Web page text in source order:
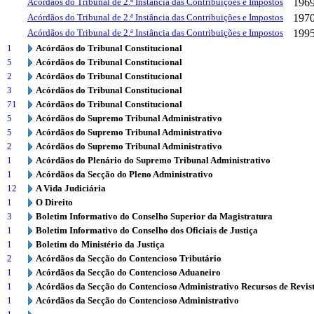
Acórdãos do Tribunal de 2.ª Instância das Contribuições e Impostos
Acórdãos do Tribunal de 2.ª Instância das Contribuições e Impostos
1
Acórdãos do Tribunal Constitucional
5
Acórdãos do Tribunal Constitucional
2
Acórdãos do Tribunal Constitucional
3
Acórdãos do Tribunal Constitucional
71
Acórdãos do Tribunal Constitucional
5
Acórdãos do Supremo Tribunal Administrativo
5
Acórdãos do Supremo Tribunal Administrativo
2
Acórdãos do Supremo Tribunal Administrativo
1
Acórdãos do Plenário do Supremo Tribunal Administrativo
1
Acórdãos da Secção do Pleno Administrativo
12
A Vida Judiciária
1
O Direito
3
Boletim Informativo do Conselho Superior da Magistratura
1
Boletim Informativo do Conselho dos Oficiais de Justiça
1
Boletim do Ministério da Justiça
2
Acórdãos da Secção do Contencioso Tributário
1
Acórdãos da Secção do Contencioso Aduaneiro
1
Acórdãos da Secção do Contencioso Administrativo Recursos de
1
Acórdãos da Secção do Contencioso Administrativo